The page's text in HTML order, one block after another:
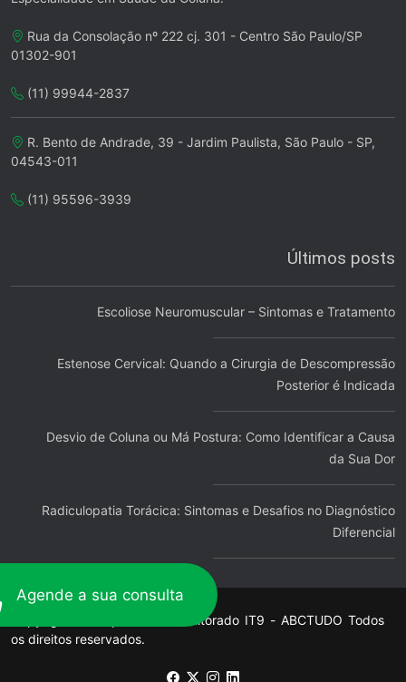
Agende a sua consulta
Rua da Consolação nº 222 cj. 301 - Centro São Paulo/SP
01302-901
(11) 99944-2837
R. Bento de Andrade, 39 - Jardim Paulista, São Paulo - SP,
04543-011
(11) 95596-3939
Últimos posts
Escoliose Neuromuscular – Sintomas e Tratamento
Estenose Cervical: Quando a Cirurgia de Descompressão
Posterior é Indicada
Desvio de Coluna ou Má Postura: Como Identificar a Causa
da Sua Dor
Radiculopatia Torácica: Sintomas e Desafios no Diagnóstico
Diferencial
Copyright © Hospedado e Monitorado IT9 - ABCTUDO Todos
os direitos reservados.